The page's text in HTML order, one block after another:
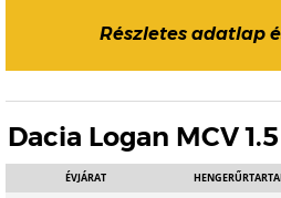
Részletes adatlap
Dacia Logan MCV
ÉVJÁRAT